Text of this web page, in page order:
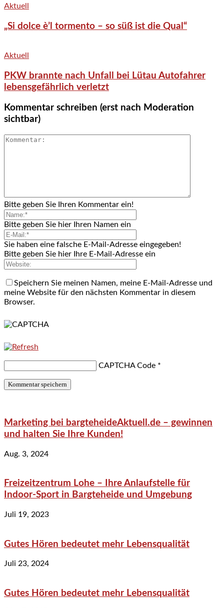
Aktuell
„Si dolce è’l tormento – so süß ist die Qual“
Aktuell
PKW brannte nach Unfall bei Lütau Autofahrer
lebensgefährlich verletzt
Kommentar schreiben (erst nach Moderation
sichtbar)
Bitte geben Sie Ihren Kommentar ein!
Bitte geben Sie hier Ihren Namen ein
Sie haben eine falsche E-Mail-Adresse eingegeben!
Bitte geben Sie hier Ihre E-Mail-Adresse ein
Speichern Sie meinen Namen, meine E-Mail-Adresse und
meine Website für den nächsten Kommentar in diesem
Browser.
CAPTCHA Code *
Marketing bei bargteheideAktuell.de – gewinnen
und halten Sie Ihre Kunden!
Aug. 3, 2024
Freizeitzentrum Lohe – Ihre Anlaufstelle für
Indoor-Sport in Bargteheide und Umgebung
Juli 19, 2023
Gutes Hören bedeutet mehr Lebensqualität
Juli 23, 2024
Gutes Hören bedeutet mehr Lebensqualität